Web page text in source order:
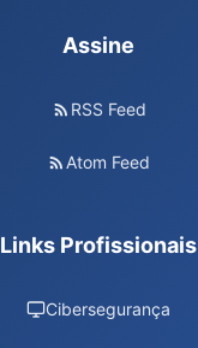
Assine
RSS Feed
Atom Feed
Links Profissionais
Cibersegurança